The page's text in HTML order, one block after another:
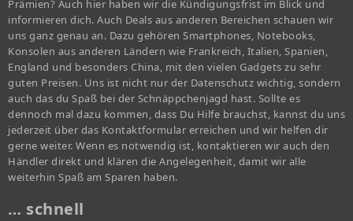
Prämien? Auch hier haben wir die Kündigungsfrist im Blick und
informieren dich. Auch Deals aus anderen Bereichen schauen wir
uns ganz genau an. Dazu gehören Smartphones, Notebooks,
Konsolen aus anderen Ländern wie Frankreich, Italien, Spanien,
England und besonders China, mit den vielen Gadgets zu sehr
guten Preisen. Uns ist nicht nur der Datenschutz wichtig, sondern
auch das du Spaß bei der Schnäppchenjagd hast. Sollte es
dennoch mal dazu kommen, dass Du Hilfe brauchst, kannst du uns
jederzeit über das Kontaktformular erreichen und wir helfen dir
gerne weiter. Wenn es notwendig ist, kontaktieren wir auch den
Händler direkt und klären die Angelegenheit, damit wir alle
weiterhin Spaß am Sparen haben.
… schnell